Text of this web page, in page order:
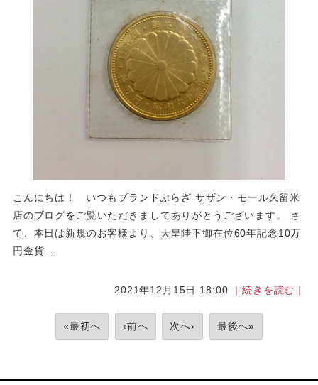
こんにちは！ いつもブランドぷらざ サザン・モール久留米
店のブログをご覧いただきましてありがとうございます。 さ
て、本日は新規のお客様より、天皇陛下御在位60年記念10万
円金貨...
2021年12月15日 18:00 ｜続きを読む｜
«最初へ ‹前へ 次へ› 最後へ»